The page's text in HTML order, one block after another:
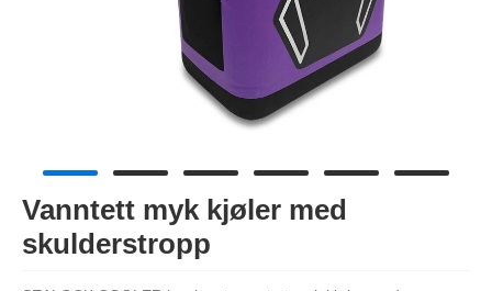
Vanntett myk kjøler med
skulderstropp